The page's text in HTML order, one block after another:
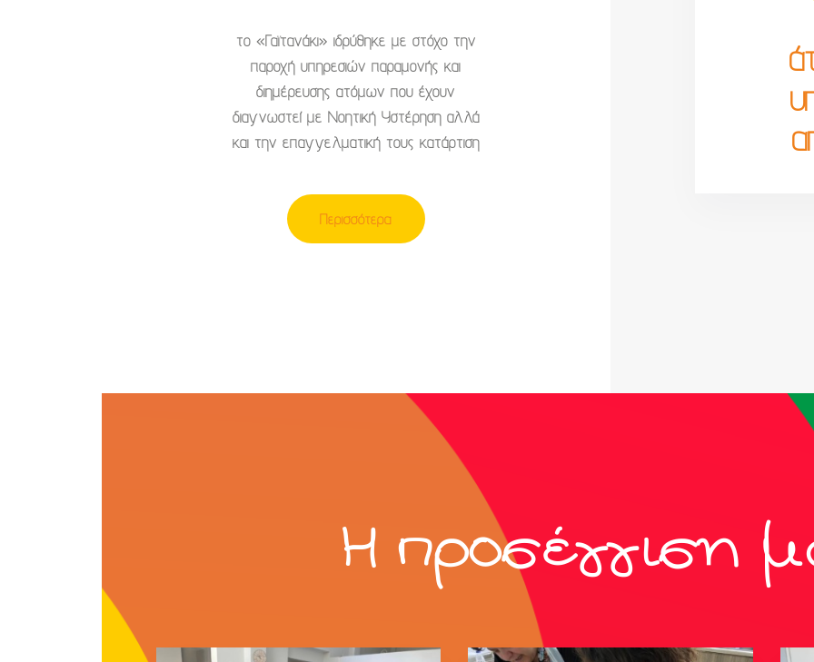
το «Γαϊτανάκι» ιδρύθηκε με στόχο την
παροχή υπηρεσιών παραμονής και
διημέρευσης ατόμων που έχουν
διαγνωστεί με Νοητική Υστέρηση αλλά
και την επαγγελματική τους κατάρτιση
Περισσότερα
Η προσέγγιση